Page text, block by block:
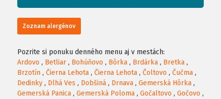
Zoznam alergénov
Pozrite si ponuku denného menu aj v mestách:
Ardovo , Betliar , Bohúňovo , Bôrka , Brdárka , Bretka ,
Brzotín , Čierna Lehota , Čierna Lehota , Čoltovo , Čučma ,
Dedinky , Dlhá Ves , Dobšiná , Drnava , Gemerská Hôrka ,
Gemerská Panica , Gemerská Poloma , Gočaltovo , Gočovo ,